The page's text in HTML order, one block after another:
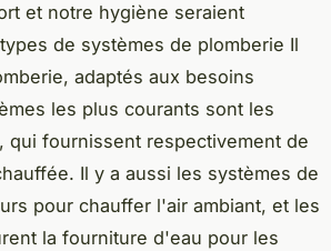
et notre hygiène seraient
de systèmes de plomberie Il
adaptés aux besoins
les plus courants sont les
qui fournissent respectivement de
Il y a aussi les systèmes de
pour chauffer l'air ambiant, et les
la fourniture d'eau pour les